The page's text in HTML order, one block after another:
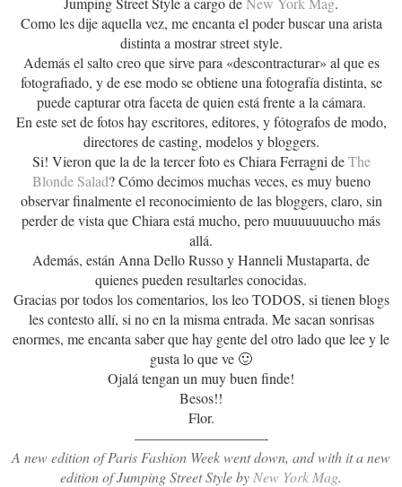
Como les dije aquella vez, me encanta el poder buscar una arista
distinta a mostrar street style.
Además el salto creo que sirve para «descontracturar» al que es
fotografiado, y de ese modo se obtiene una fotografía distinta, se
puede capturar otra faceta de quien está frente a la cámara.
En este set de fotos hay escritores, editores, y fótografos de modo,
directores de casting, modelos y bloggers.
Si! Vieron que la de la tercer foto es Chiara Ferragni deThe
Blonde Salad? Cómo decimos muchas veces, es muy bueno
observar finalmente el reconocimiento de las bloggers, claro, sin
perder de vista que Chiara está mucho, pero muuuuuuucho más
allá.
Además, están Anna Dello Russo y Hanneli Mustaparta, de
quienes pueden resultarles conocidas.
Gracias por todos los comentarios, los leo TODOS, si tienen blogs
les contesto allí, si no en la misma entrada. Me sacan sonrisas
enormes, me encanta saber que hay gente del otro lado que lee y le
gusta lo que ve 🙂
Ojalá tengan un muy buen finde!
Besos!!
Flor.
—————————-
A new edition of Paris Fashion Week went down, and with it a new
edition of Jumping Street Style by New York Mag.